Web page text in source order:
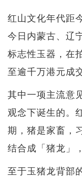
红山文化年代距
今日内蒙古、辽
标志性玉器，在
至逾千万港元成
其中一项主流意
观念下诞生的。
期，猪是家畜，
结合成「猪龙」
至于玉猪龙背部